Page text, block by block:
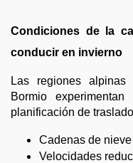
Condiciones de la
conducir en invierno
Las regiones
Bormio
planificación de
Cadenas de
Velocidades